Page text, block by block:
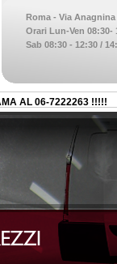
Roma - Via Anagnina
Orari Lun-Ven 08:30-
Sab 08:30 - 12:30 /
AL 06-7222263 !!!!!